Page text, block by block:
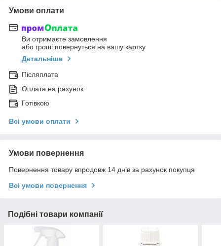
Умови оплати
Ви отримаєте замовлення
або гроші повернуться на вашу картку
Детальніше
Післяплата
Оплата на рахунок
Готівкою
Всі умови оплати
Умови повернення
Повернення товару впродовж 14 днів за рахунок покупця
Всі умови повернення
Подібні товари компанії